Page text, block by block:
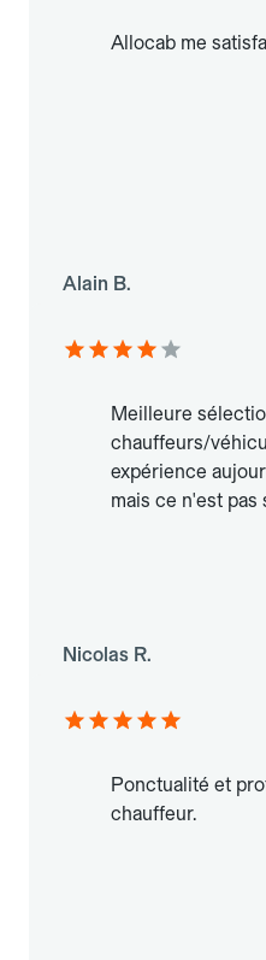
Allocab me
Alain B.
Meilleure
chauffeurs/
expérience
mais ce n'est pas
Nicolas R.
Ponctualité et
chauffeur.